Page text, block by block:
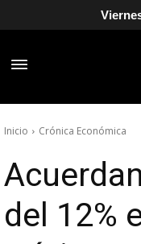
Inicio Crónica Económica
del 12%